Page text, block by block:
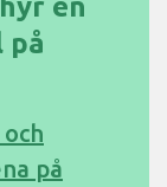
på
på